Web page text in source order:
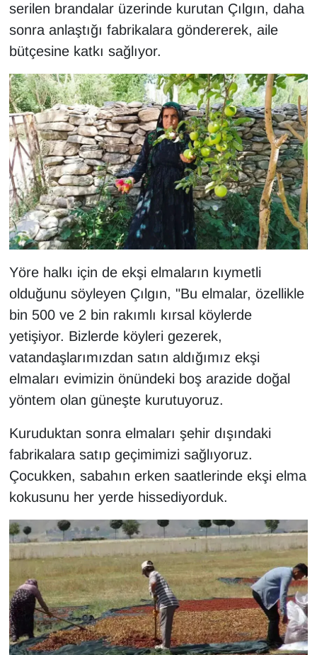
serilen brandalar üzerinde kurutan Çılgın, daha
sonra anlaştığı fabrikalara göndererek, aile
bütçesine katkı sağlıyor.
Yöre halkı için de ekşi elmaların kıymetli
olduğunu söyleyen Çılgın, "Bu elmalar, özellikle
bin 500 ve 2 bin rakımlı kırsal köylerde
yetişiyor. Bizlerde köyleri gezerek,
vatandaşlarımızdan satın aldığımız ekşi
elmaları evimizin önündeki boş arazide doğal
yöntem olan güneşte kurutuyoruz.
Kuruduktan sonra elmaları şehir dışındaki
fabrikalara satıp geçimimizi sağlıyoruz.
Çocukken, sabahın erken saatlerinde ekşi elma
kokusunu her yerde hissediyorduk.
KURDÎ
MAGAZİN
MEDYA
ONE EKONOMİ
POLİTİKA
Resmi İlanlar
RÖPORTAJ
SAĞLIK
Seri İlan
Sinema - TV
SİYASET
TEBRİK
TEKNOLOJİ
Turizm
VAN'DA SPOR
Vasıta
YAŞAM